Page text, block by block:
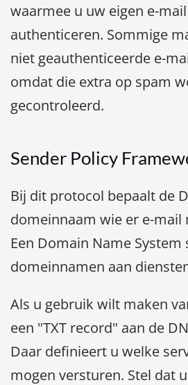
waarmee u uw eigen e-
authenticeren. Sommige
niet geauthenticeerde e-
omdat die extra op spam
gecontroleerd.
Sender Policy
Bij dit protocol bepaalt de
domeinnaam wie er e-mail
Een Domain Name
domeinnamen aan
Als u gebruik wilt maken
een "TXT record" aan de
Daar definieert u welke
mogen versturen. Stel dat